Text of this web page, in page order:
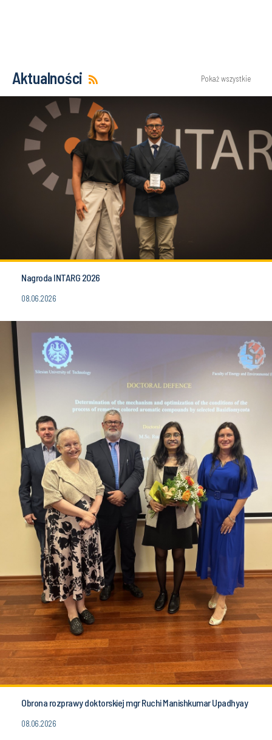
Aktualności Pokaż wszystkie
Nagroda INTARG 2026
08.06.2026
Obrona rozprawy doktorskiej mgr Ruchi Manishkumar Upadhyay
08.06.2026